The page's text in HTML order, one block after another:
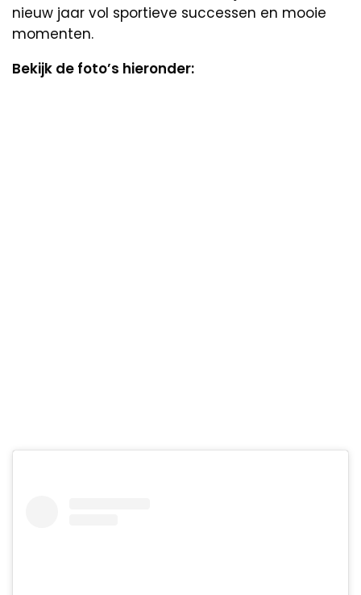
nieuw jaar vol sportieve successen en mooie
momenten.
Bekijk de foto’s hieronder: